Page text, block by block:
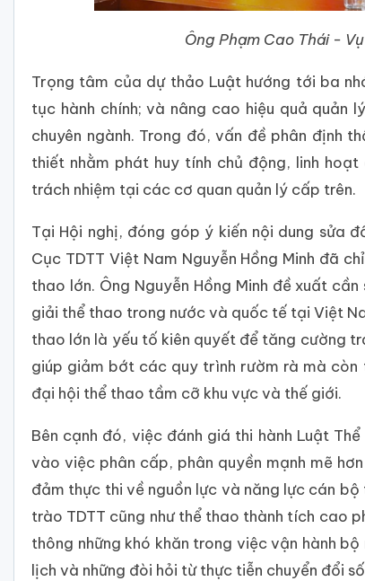
Ông Phạm Cao Thái -
Trọng tâm của dự thảo Luật hướng tới ba
tục hành chính; và nâng cao hiệu quả quản
chuyên ngành. Trong đó, vấn đề phân định
thiết nhằm phát huy tính chủ động, linh
trách nhiệm tại các cơ quan quản lý cấp trên.
Tại Hội nghị, đóng góp ý kiến nội dung sửa
Cục TDTT Việt Nam Nguyễn Hồng Minh đã
thao lớn. Ông Nguyễn Hồng Minh đề xuất
giải thể thao trong nước và quốc tế tại Việt
thao lớn là yếu tố kiên quyết để tăng cường
giúp giảm bớt các quy trình rườm rà mà
đại hội thể thao tầm cỡ khu vực và thế giới.
Bên cạnh đó, việc đánh giá thi hành Luật
vào việc phân cấp, phân quyền mạnh mẽ
đảm thực thi về nguồn lực và năng lực cán
trào TDTT cũng như thể thao thành tích cao
thông những khó khăn trong việc vận hành
lịch và những đòi hỏi từ thực tiễn chuyển đổi